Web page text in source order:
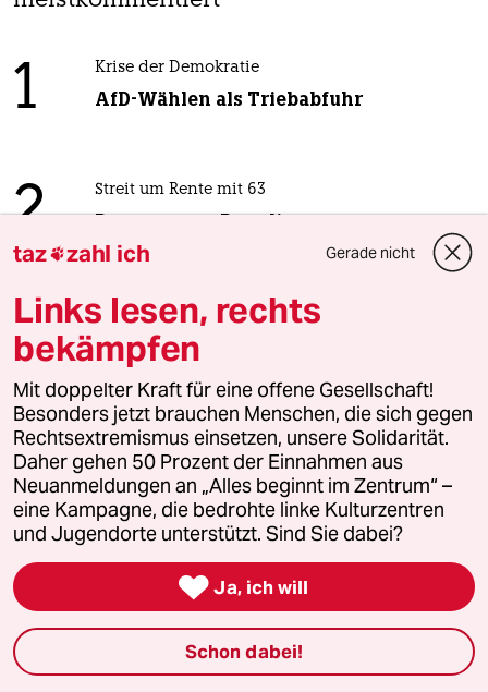
1 Krise der Demokratie
AfD-Wählen als Triebabfuhr
2 Streit um Rente mit 63
Passgenauer Populismus
3 Drohnenvorfall am Leipziger Flughafen
Das Zeitalter der elektronischen
Kriegsführung
4 Nathanael Liminski über seine CDU
„Wir müssen in der Lage sein, besser zu
argumentieren“
5 Die Wahrheit
56 Millionen Deutsche sind betroffen
taz zahl ich Gerade nicht
Links lesen, rechts
bekämpfen
Mit doppelter Kraft für eine offene Gesellschaft!
Besonders jetzt brauchen Menschen, die sich gegen
Rechtsextremismus einsetzen, unsere Solidarität.
Daher gehen 50 Prozent der Einnahmen aus
Neuanmeldungen an „Alles beginnt im Zentrum“ –
eine Kampagne, die bedrohte linke Kulturzentren
und Jugendorte unterstützt. Sind Sie dabei?
 Ja, ich will
Schon dabei!